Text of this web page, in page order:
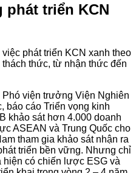
phát triển KCN
phát triển KCN xanh theo
thức, từ nhận thức đến
viện trưởng Viện Nghiên
báo cáo Triển vọng kinh
khảo sát hơn 4.000 doanh
ASEAN và Trung Quốc cho
tham gia khảo sát nhận ra
triển bền vững. Nhưng chỉ
hiện có chiến lược ESG và